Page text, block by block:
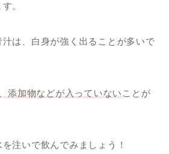
。
は、白身が強く出ることが多いで
添加物などが入っていない ことが
注いで飲んでみましょう！